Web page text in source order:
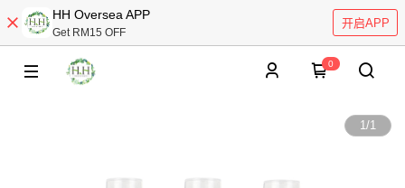
HH Oversea APP
Get RM15 OFF
开启APP
0
1/1